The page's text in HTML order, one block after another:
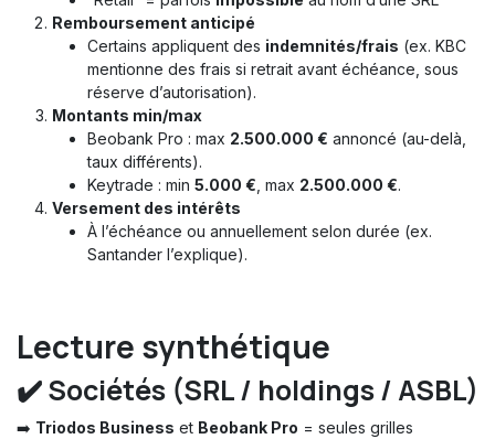
Remboursement anticipé
Certains appliquent des indemnités/frais (ex. KBC
mentionne des frais si retrait avant échéance, sous
réserve d’autorisation).
Montants min/max
Beobank Pro : max 2.500.000 € annoncé (au-delà,
taux différents).
Keytrade : min 5.000 €, max 2.500.000 €.
Versement des intérêts
À l’échéance ou annuellement selon durée (ex.
Santander l’explique).
Lecture synthétique
✔️Sociétés (SRL / holdings / ASBL)
➡️ Triodos Business et Beobank Pro = seules grilles